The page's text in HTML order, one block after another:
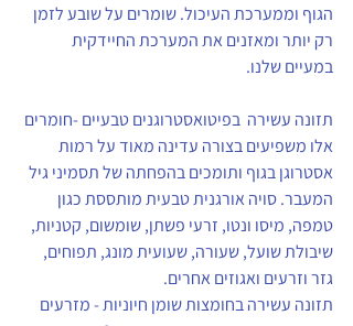
הגוף וממערכת העיכול. שומרים על שובע לזמן
רק יותר ומאזנים את המערכת החיידקית
במעיים שלנו.
תזונה עשירה  בפיטואסטרוגנים טבעיים -חומרים
אלו משפיעים בצורה עדינה מאוד על רמות
אסטרוגן בגוף ותומכים בהפחתה של תסמיני גיל
המעבר. סויה אורגנית טבעית מותססת כגון
טמפה, מיסו ונטו, זרעי פשתן, שומשום, קטניות,
שיבולת שועל, שעורה, שעועית מונג, תפוחים,
גזר וזרעים ואגוזים אחרים.
תזונה עשירה בחומצות שומן חיוניות - מזרעים